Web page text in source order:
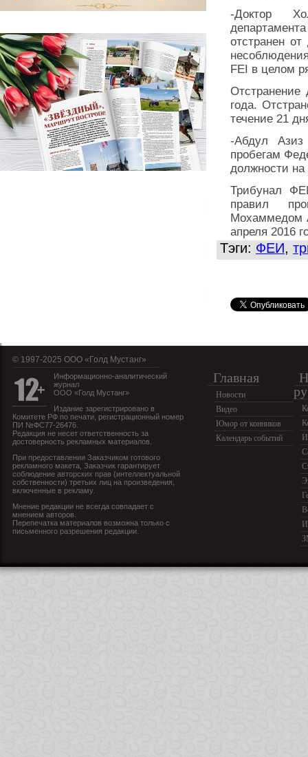
-Доктор
отстранен
FEI в целом
Отстранение
года.
течение 21
-Абдул
пробегам
должности
Трибунал
правил
Мохаммедом
апреля 2016
Тэги: ФЕИ,
© 1997-2025 OOO «Голд Мустанг»
Информационно-аналитический
журнал
ООО «Голд Мустанг»
Издание зарегистрировано в
Комитете РФ по печати, регистрационный номер
ПИ №ФС77-26476.
Редакция не несет ответственность за
достоверность рекламных материалов.
При предоставлении Заказчиком готового
рекламного макета, Заказчик гарантирует
соблюдение авторских прав (интеллектуальной
собственности) третьих лиц на произведения,
включенные в рекламу.
Мнение редакции не всегда совпадает с
мнением авторов.
Перепечатка материалов возможна только с
письменного разрешения редакции.
Главная
Новости
Видео
Юмор от конников
Календарь событий